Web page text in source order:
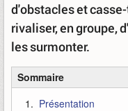
d'obstacles et
rivaliser, en groupe,
les surmonter.
Sommaire
Présentation